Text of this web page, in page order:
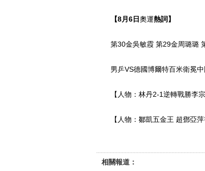
【8月6日奧運熱詞】
第30金吳敏霞 第29金周璐璐
男乒VS德國博爾特百米衛冕中
【人物：林丹2-1逆轉戰勝李宗
【人物：鄒凱五金王 超鄧亞萍
相關報道：